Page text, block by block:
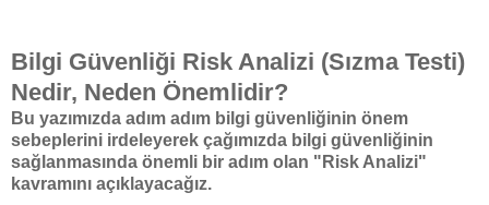
Bilgi Güvenliği Risk Analizi (Sızma Testi)
Nedir, Neden Önemlidir?
Bu yazımızda adım adım bilgi güvenliğinin önem
sebeplerini irdeleyerek çağımızda bilgi güvenliğinin
sağlanmasında önemli bir adım olan "Risk Analizi"
kavramını açıklayacağız.